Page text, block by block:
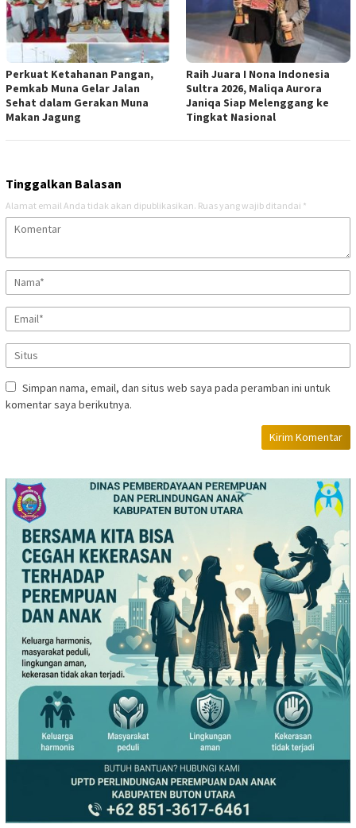
Perkuat Ketahanan Pangan,
Pemkab Muna Gelar Jalan
Sehat dalam Gerakan Muna
Makan Jagung
Raih Juara I Nona Indonesia
Sultra 2026, Maliqa Aurora
Janiqa Siap Melenggang ke
Tingkat Nasional
Tinggalkan Balasan
Alamat email Anda tidak akan dipublikasikan. Ruas yang wajib ditandai *
Simpan nama, email, dan situs web saya pada peramban ini untuk
komentar saya berikutnya.